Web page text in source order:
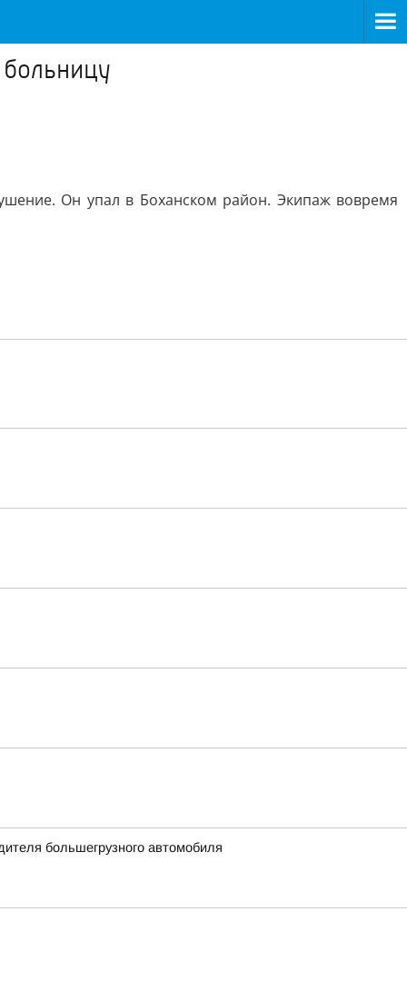
Он упал в Боханском район. Экипаж вовремя
большегрузного автомобиля